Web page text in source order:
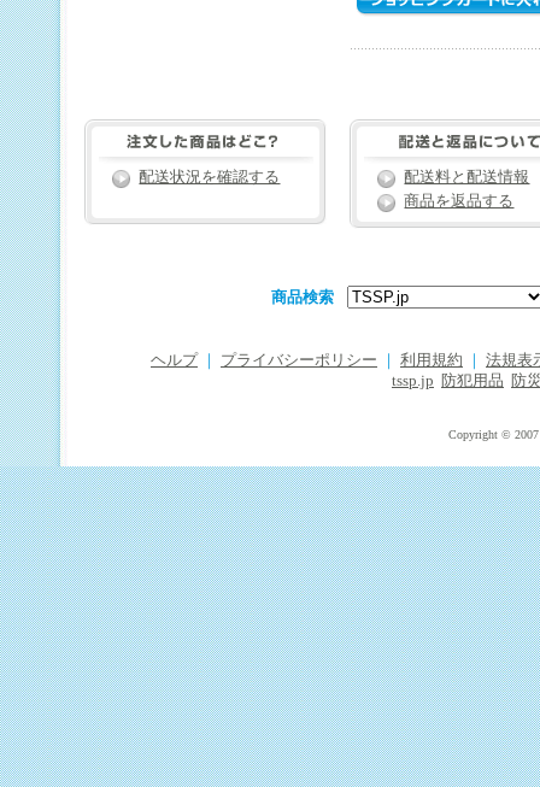
配送状況を確認する
配送料と配送情報
商品を返品する
商品検索
ヘルプ プライバシーポリシー 利用規約
法規表
tssp.jp
防犯用品 防
Copyright © 2007